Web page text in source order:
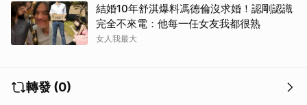
結婚10年舒淇爆料馮德倫沒求婚！認剛認識
完全不來電：他每一任女友我都很熟
女人我最大
轉發 (0)